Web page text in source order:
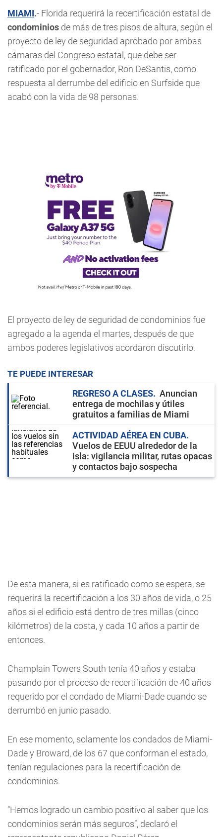
MIAMI.- Florida requerirá la recertificación estatal de
condominios de más de tres pisos de altura, según el
proyecto de ley de seguridad aprobado por ambas
cámaras del Congreso estatal, que debe ser
ratificado por el gobernador, Ron DeSantis, como
respuesta al derrumbe del edificio en Surfside que
acabó con la vida de 98 personas.
El proyecto de ley de seguridad de condominios fue
agregado a la agenda el martes, después de que
ambos poderes legislativos acordaron discutirlo.
TE PUEDE INTERESAR
REGRESO A CLASES
Anuncian
entrega de mochilas y útiles
gratuitos a familias de Miami
ACTIVIDAD AÉREA EN CUBA
Vuelos de EEUU alrededor de la
isla: vigilancia militar, rutas opacas
y contactos bajo sospecha
De esta manera, si es ratificado como se espera, se
requerirá la recertificación a los 30 años de vida, o 25
años si el edificio está dentro de tres millas (cinco
kilómetros) de la costa, y cada 10 años a partir de
entonces.
Champlain Towers South tenía 40 años y estaba
pasando por el proceso de recertificación de 40 años
requerido por el condado de Miami-Dade cuando se
derrumbó en junio pasado.
En ese momento, solamente los condados de Miami-
Dade y Broward, de los 67 que conforman el estado,
tenían regulaciones para la recertificación de
condominios.
“Hemos logrado un cambio positivo al saber que los
condominios serán más seguros”, declaró el